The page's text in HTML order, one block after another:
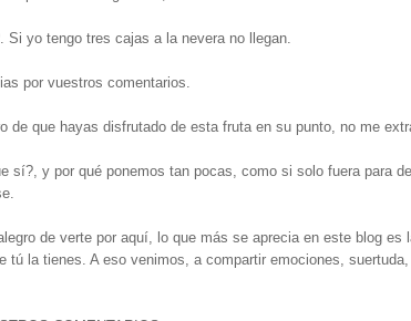
Si yo tengo tres cajas a la nevera no llegan.
por vuestros comentarios.
de que hayas disfrutado de esta fruta en su punto, no me
sí?, y por qué ponemos tan pocas, como si solo fuera para
de verte por aquí, lo que más se aprecia en este blog es
tú la tienes. A eso venimos, a compartir emociones,